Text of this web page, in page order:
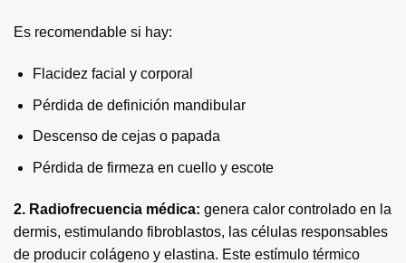
Es recomendable si hay:
Flacidez facial y corporal
Pérdida de definición mandibular
Descenso de cejas o papada
Pérdida de firmeza en cuello y escote
2. Radiofrecuencia médica: genera calor controlado en la
dermis, estimulando fibroblastos, las células responsables
de producir colágeno y elastina. Este estímulo térmico